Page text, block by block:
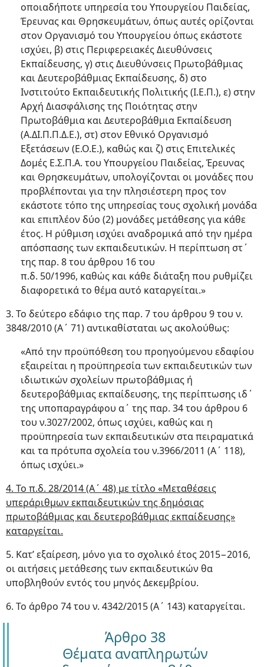
οποιαδήποτε υπηρεσία του Υπουργείου Παιδείας,
Έρευνας και Θρησκευμάτων, όπως αυτές ορίζονται
στον Οργανισμό του Υπουργείου όπως εκάστοτε
ισχύει, β) στις Περιφερειακές Διευθύνσεις
Εκπαίδευσης, γ) στις Διευθύνσεις Πρωτοβάθμιας
και Δευτεροβάθμιας Εκπαίδευσης, δ) στο
Ινστιτούτο Εκπαιδευτικής Πολιτικής (I.E.Π.), ε) στην
Αρχή Διασφάλισης της Ποιότητας στην
Πρωτοβάθμια και Δευτεροβάθμια Εκπαίδευση
(Α.ΔΙ.Π.Π.Δ.Ε.), στ) στον Εθνικό Οργανισμό
Εξετάσεων (Ε.Ο.Ε.), καθώς και ζ) στις Επιτελικές
Δομές Ε.Σ.Π.Α. του Υπουργείου Παιδείας, Έρευνας
και Θρησκευμάτων, υπολογίζονται οι μονάδες που
προβλέπονται για την πλησιέστερη προς τον
εκάστοτε τόπο της υπηρεσίας τους σχολική μονάδα
και επιπλέον δύο (2) μονάδες μετάθεσης για κάθε
έτος. Η ρύθμιση ισχύει αναδρομικά από την ημέρα
απόσπασης των εκπαιδευτικών. Η περίπτωση στ΄
της παρ. 8 του άρθρου 16 του
π.δ. 50/1996, καθώς και κάθε διάταξη που ρυθμίζει
διαφορετικά το θέμα αυτό καταργείται.»
3. Το δεύτερο εδάφιο της παρ. 7 του άρθρου 9 του ν.
3848/2010 (Α΄ 71) αντικαθίσταται ως ακολούθως:
«Από την προϋπόθεση του προηγούμενου εδαφίου
εξαιρείται η προϋπηρεσία των εκπαιδευτικών των
ιδιωτικών σχολείων πρωτοβάθμιας ή
δευτεροβάθμιας εκπαίδευσης, της περίπτωσης ιδ΄
της υποπαραγράφου α΄ της παρ. 34 του άρθρου 6
του ν.3027/2002, όπως ισχύει, καθώς και η
προϋπηρεσία των εκπαιδευτικών στα πειραματικά
και τα πρότυπα σχολεία του ν.3966/2011 (Α΄ 118),
όπως ισχύει.»
4. Το π.δ. 28/2014 (Α΄ 48) με τίτλο «Μεταθέσεις
υπεράριθμων εκπαιδευτικών της δημόσιας
πρωτοβάθμιας και δευτεροβάθμιας εκπαίδευσης»
καταργείται.
5. Κατ’ εξαίρεση, μόνο για το σχολικό έτος 2015−2016,
οι αιτήσεις μετάθεσης των εκπαιδευτικών θα
υποβληθούν εντός του μηνός Δεκεμβρίου.
6. Το άρθρο 74 του ν. 4342/2015 (Α΄ 143) καταργείται.
Άρθρο 38
Θέματα αναπληρωτών